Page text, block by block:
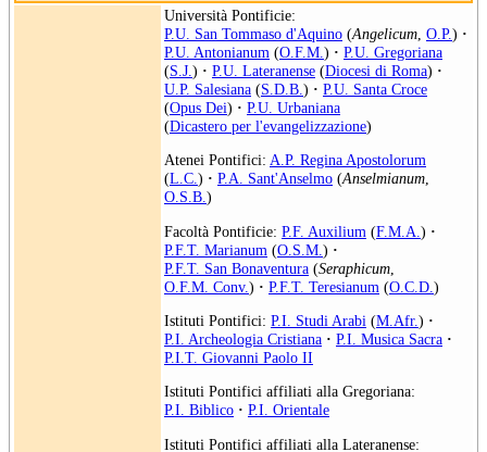
Università Pontificie:
P.U. San Tommaso d'Aquino (Angelicum O.P.) ·
P.U. Antonianum (O.F.M. ) · P.U. Gregoriana
(S.J. ) · P.U. Lateranense (Diocesi di Roma) ·
U.P. Salesiana (S.D.B. ) · P.U. Santa Croce
(Opus Dei) · P.U. Urbaniana
(Dicastero per l'evangelizzazione)
Atenei Pontifici: A.P. Regina Apostolorum
(L.C.) · P.A. Sant'Anselmo (Anselmianum,
O.S.B.)
Facoltà Pontificie: P.F. Auxilium (F.M.A. ) ·
P.F.T. Marianum (O.S.M. ) ·
P.F.T. San Bonaventura (Seraphicum
O.F.M. Conv.) · P.F.T. Teresianum (O.C.D. )
Istituti Pontifici: P.I. Studi Arabi (M.Afr.) ·
P.I. Archeologia Cristiana · P.I. Musica Sacra ·
P.I.T. Giovanni Paolo II
Istituti Pontifici affiliati alla Gregoriana:
P.I. Biblico · P.I. Orientale
Istituti Pontifici affiliati alla Lateranense: